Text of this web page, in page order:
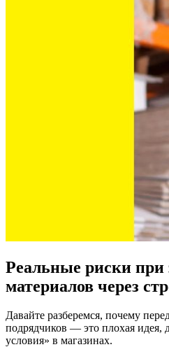
Реальные риски при
материалов через
Давайте разберемся, почему
подрядчиков — это плохая идея,
условия» в магазинах.